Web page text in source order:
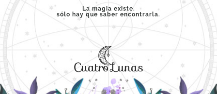
Saltar
contenido
La magia existe,
sólo hay que saber encontrarla.